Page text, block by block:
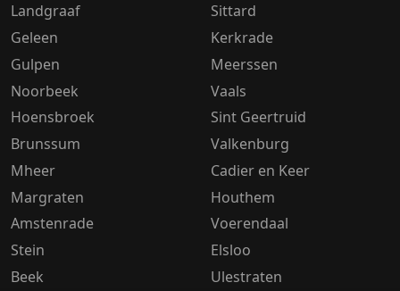
Landgraaf
Geleen
Gulpen
Noorbeek
Hoensbroek
Brunssum
Mheer
Margraten
Amstenrade
Stein
Beek
Sittard
Kerkrade
Meerssen
Vaals
Sint Geertruid
Valkenburg
Cadier en Keer
Houthem
Voerendaal
Elsloo
Ulestraten